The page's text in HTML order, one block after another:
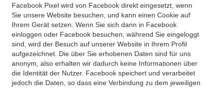
Facebook Pixel wird von Facebook direkt eingesetzt, wenn
Sie unsere Website besuchen, und kann einen Cookie auf
Ihrem Gerät setzen. Wenn Sie sich dann in Facebook
einloggen oder Facebook besuchen, während Sie eingeloggt
sind, wird der Besuch auf unserer Website in Ihrem Profil
aufgezeichnet. Die über Sie erhobenen Daten sind für uns
anonym, also erhalten wir dadurch keine Informationen über
die Identität der Nutzer. Facebook speichert und verarbeitet
jedoch die Daten, so dass eine Verbindung zu dem jeweiligen